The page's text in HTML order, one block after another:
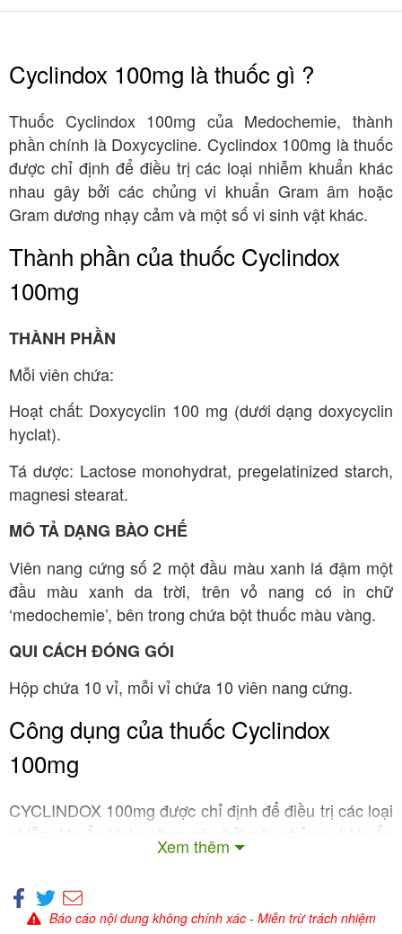
Cyclindox 100mg là thuốc gì ?
Thuốc Cyclindox 100mg của Medochemie, thành
phần chính là Doxycycline. Cyclindox 100mg là thuốc
được chỉ định để điều trị các loại nhiễm khuẩn khác
nhau gây bởi các chủng vi khuẩn Gram âm hoặc
Gram dương nhạy cảm và một số vi sinh vật khác.
Thành phần của thuốc Cyclindox
100mg
THÀNH PHẦN
Mỗi viên chứa:
Hoạt chất: Doxycyclin 100 mg (dưới dạng doxycyclin
hyclat).
Tá dược: Lactose monohydrat, pregelatinized starch,
magnesi stearat.
MÔ TẢ DẠNG BÀO CHẾ
Viên nang cứng số 2 một đầu màu xanh lá đậm một
đầu màu xanh da trời, trên vỏ nang có in chữ
‘medochemie’, bên trong chứa bột thuốc màu vàng.
QUI CÁCH ĐÓNG GÓI
Hộp chứa 10 vỉ, mỗi vỉ chứa 10 viên nang cứng.
Công dụng của thuốc Cyclindox
100mg
Xem thêm
CYCLINDOX 100mg được chỉ định để điều trị các loại
nhiễm khuẩn khác nhau gây bởi các chủng vi khuẩn
Gram âm hoặc Gram dương nhạy cảm và một số vi
Nhiễm khuẩn đường hô hấp: Viêm phổi, viêm phế
Báo cáo nội dung không chính xác- Miễn trừ trách nhiệm